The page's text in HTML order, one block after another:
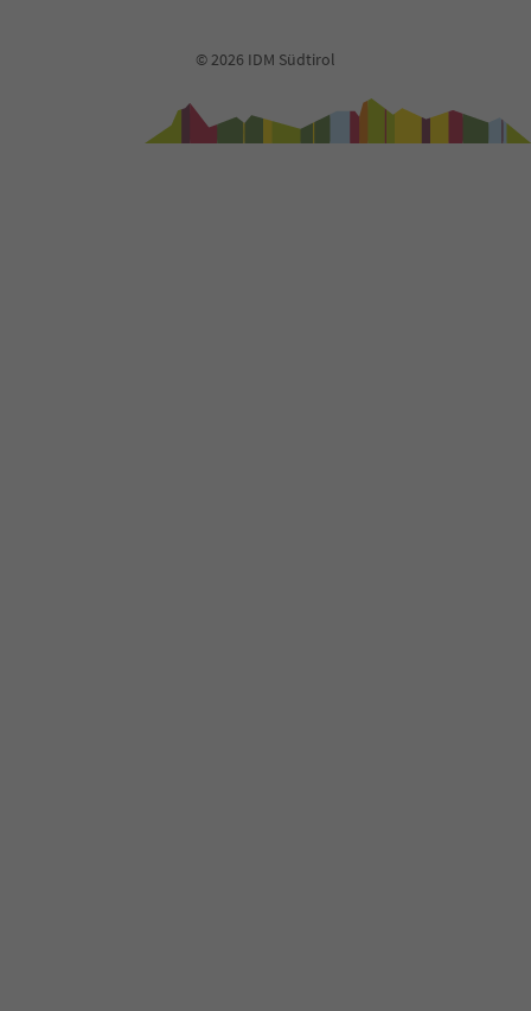
© 2026 IDM Südtirol